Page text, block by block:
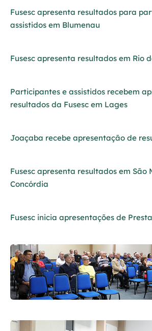
Fusesc apresenta resultados para
assistidos em Blumenau
Fusesc apresenta resultados em Rio
Participantes e assistidos recebem
resultados da Fusesc em Lages
Joaçaba recebe apresentação de
Fusesc apresenta resultados em São
Concórdia
Fusesc inicia apresentações de